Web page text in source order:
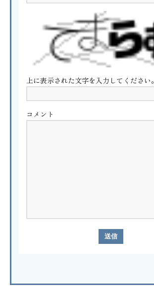
上に表示された文字を入力してください。
コメント